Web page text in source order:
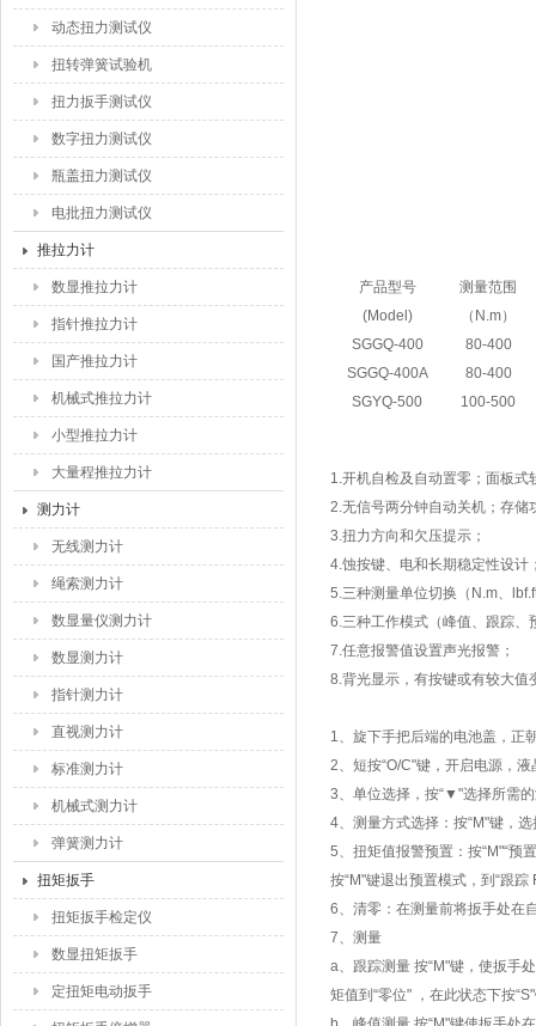
动态扭力测试仪
扭转弹簧试验机
扭力扳手测试仪
数字扭力测试仪
瓶盖扭力测试仪
电批扭力测试仪
推拉力计
数显推拉力计
指针推拉力计
国产推拉力计
机械式推拉力计
小型推拉力计
大量程推拉力计
测力计
无线测力计
绳索测力计
数显量仪测力计
数显测力计
指针测力计
直视测力计
标准测力计
机械式测力计
弹簧测力计
扭矩扳手
扭矩扳手检定仪
数显扭矩扳手
定扭矩电动扳手
产品型号
(Model)
测量范围
（N.m）
SGGQ-400
80-400
SGGQ-400A
80-400
SGYQ-500
100-500
1.开机自检及自动置零；面板式
2.无信号两分钟自动关机；存储
3.扭力方向和欠压提示；
4.蚀按键、电和长期稳定性设计
5.三种测量单位切换（N.m、
6.三种工作模式（峰值、跟踪、
7.任意报警值设置声光报警；
8.背光显示，有按键或有较大
1、旋下手把后端的电池盖，正
2、短按“O/C"键，开启电源，
3、单位选择，按“▼"选择所需
4、测量方式选择：按“M"键，
5、扭矩值报警预置：按“M"“预
按“M"键退出预置模式，到“跟
6、清零：在测量前将扳手处在
7、测量
a、跟踪测量 按“M"键，使扳手
矩值到“零位" ，在此状态下按